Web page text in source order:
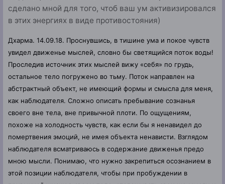
сделано мной для того, чтоб ваш ум активизировался
в этих энергиях в виде противостояния)
Дхарма. 14.09.18. Проснувшись, в тишине ума и покое чувств
увидел движенье мыслей, словно бы светящийся поток воды!
Проследив источник этих мыслей вижу «себя» по грудь,
остальное тело погружено во тьму. Поток направлен на
абстрактный объект, не имеющий формы и смысла для меня,
как наблюдателя. Сложно описать пребывание сознанья
своего вне тела, вне привычной плоти. По ощущениям,
похоже на холодность чувств, как если бы я ненавидел до
помертвения эмоций, не имея объекта ненависти. Взглядом
наблюдателя всматриваюсь в содержание движенья предо
мною мысли. Понимаю, что нужно закрепиться осознанием в
этой позиции наблюдателя, чтобы при пробуждении в